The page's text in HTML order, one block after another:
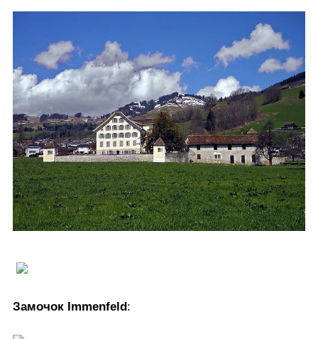
Замочок Immenfeld: